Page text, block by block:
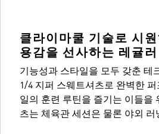
클라이마쿨 기술로 시
용감을 선사하는 레귤
기능성과 스타일을 모두 갖춘 테
1/4 지퍼 스웨트셔츠로 완벽한
일의 훈련 루틴을 즐기는 이들을
츠는 체육관 세션은 물론 야외 러